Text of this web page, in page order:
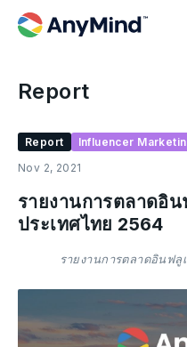
Report
Report
Influencer
Nov 2, 2021
รายงานการตลาดอิน
ประเทศไทย 2564
รายงานการตลาดอินฟลู